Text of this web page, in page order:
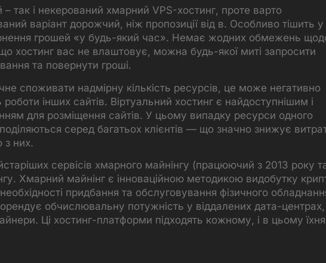
так і некерований хмарний VPS-хостинг, проте варто
варіант дорожчий, ніж пропозиції від в. Особливо тішить у
грошей «у будь-який час». Немає жодних обмежень
хостинг вас не влаштовує, можна будь-якої миті запросити
та повернути гроші.
споживати надмірну кількість ресурсів, це може негативно
інших сайтів. Віртуальний хостинг є найдоступнішим і
для розміщення сайтів. У цьому випадку ресурси одного
серед багатьох клієнтів — що значно знижує
з них.
сервісів хмарного майнінгу (працюючий з 2013 року
Хмарний майнінг є інноваційною методикою видобутку
придбання та обслуговування фізичного
обчислювальну потужність у віддалених дата-центрах,
Ці хостинг-платформи підходять кожному, і в цьому